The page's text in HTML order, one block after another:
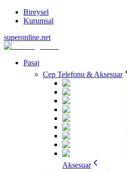
Bireysel
Kurumsal
superonline.net
Pasaj
Cep Telefonu & Aksesuar
Aksesuar